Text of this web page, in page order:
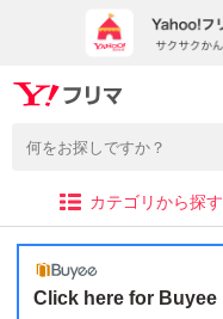
カテゴリから探す
Click here for Buyee